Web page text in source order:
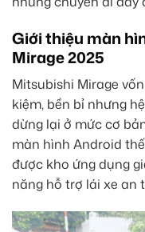
Giới thiệu màn
Mirage 2025
Mitsubishi Mirage
kiệm, bền bỉ nhưng
dừng lại ở mức cơ
màn hình Android
được kho ứng dụng
năng hỗ trợ lái xe an